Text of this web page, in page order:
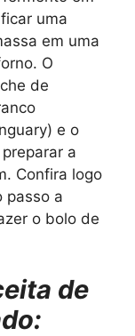
uma
em uma
O
de
e o
a
Confira logo
passo a
o bolo de
de